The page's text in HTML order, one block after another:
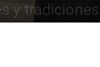
y tradiciones